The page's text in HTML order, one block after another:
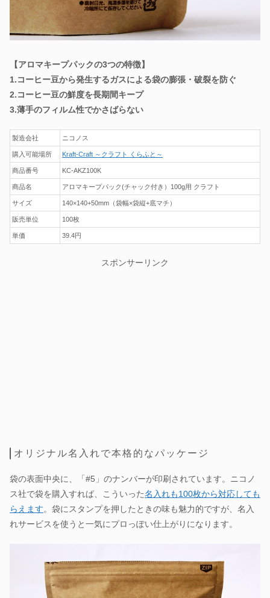
【アロマキープパックの3つの特徴】
1.コーヒー豆から発生するガスによる袋の膨張・破裂を防ぐ
2.コーヒー豆の鮮度を長期間キープ
3.薄手のフィルム性でかさばらない
製造会社 ニコノス
購入可能場所 Kraft-Craft ～クラフト くらふと～
商品番号 KC-AKZ100K
商品名 アロマキープパック(チャック付き）100g用 クラフト
サイズ 140×140+50mm（袋幅×袋縦+底マチ）
販売単位 100枚
単価 39.4円
スポンサーリンク
オリジナル名入れで本格的なパッケージ
袋の表面中央に、「#5」のナンバーが印刷されています。ニコノ
ス社で袋を購入すれば、こういった名入れも100枚から対応しても
らえます。袋にスタンプを押したときの味も魅力的ですが、名入
れサービスを使うと一気にプロっぽい仕上がりになります。